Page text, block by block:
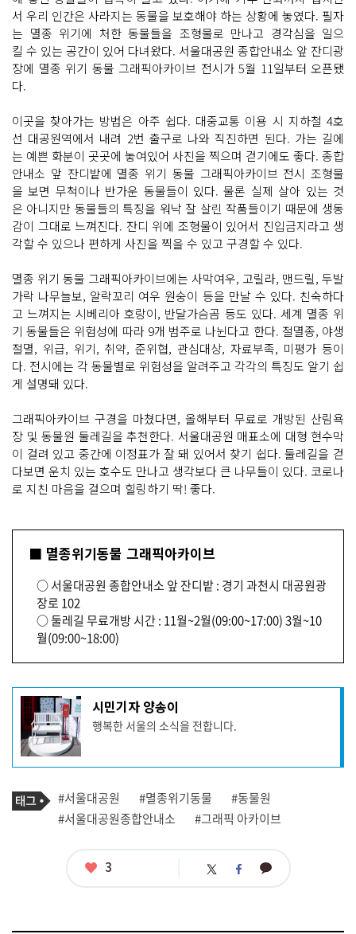
서 우리 인간은 사라지는 동물을 보호해야 하는 상황에 놓였다. 필자
는 멸종 위기에 처한 동물들을 조형물로 만나고 경각심을 일으
킬 수 있는 공간이 있어 다녀왔다. 서울대공원 종합안내소 앞 잔디광
장에 멸종 위기 동물 그래픽아카이브 전시가 5월 11일부터 오픈됐
다.
이곳을 찾아가는 방법은 아주 쉽다. 대중교통 이용 시 지하철 4호
선 대공원역에서 내려 2번 출구로 나와 직진하면 된다. 가는 길에
는 예쁜 화분이 곳곳에 놓여있어 사진을 찍으며 걷기에도 좋다. 종합
안내소 앞 잔디밭에 멸종 위기 동물 그래픽아카이브 전시 조형물
을 보면 무척이나 반가운 동물들이 있다. 물론 실제 살아 있는 것
은 아니지만 동물들의 특징을 워낙 잘 살린 작품들이기 때문에 생동
감이 그대로 느껴진다. 잔디 위에 조형물이 있어서 진입금지라고 생
각할 수 있으나 편하게 사진을 찍을 수 있고 구경할 수 있다.
멸종 위기 동물 그래픽아카이브에는 사막여우, 고릴라, 맨드릴, 두발
가락 나무늘보, 알락꼬리 여우 원숭이 등을 만날 수 있다. 친숙하다
고 느껴지는 시베리아 호랑이, 반달가슴곰 등도 있다. 세계 멸종 위
기 동물들은 위험성에 따라 9개 범주로 나뉜다고 한다. 절멸종, 야생
절멸, 위급, 위기, 취약, 준위협, 관심대상, 자료부족, 미평가 등이
다. 전시에는 각 동물별로 위험성을 알려주고 각각의 특징도 알기 쉽
게 설명돼 있다.
그래픽아카이브 구경을 마쳤다면, 올해부터 무료로 개방된 산림욕
장 및 동물원 둘레길을 추천한다. 서울대공원 매표소에 대형 현수막
이 걸려 있고 중간에 이정표가 잘 돼 있어서 찾기 쉽다. 둘레길을 걷
다보면 운치 있는 호수도 만나고 생각보다 큰 나무들이 있다. 코로나
로 지친 마음을 걸으며 힐링하기 딱! 좋다.
■ 멸종위기동물 그래픽아카이브
○ 서울대공원 종합안내소 앞 잔디밭 : 경기 과천시 대공원광
장로 102
○ 둘레길 무료개방 시간 : 11월~2월(09:00~17:00) 3월~10
월(09:00~18:00)
기
사
작
성
자
프
필
시민기자 양송이
행복한 서울의 소식을 전합니다.
기
사
관
련
태
그
#서울대공원 #멸종위기동물
#동물원
#서울대공원종합안내소
#그래픽 아카이브
좋
3 트 페 카